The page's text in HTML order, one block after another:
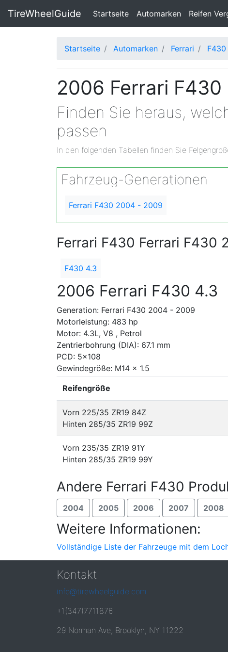
TireWheelGuide Startseite(current)
Automarken Reifen
Startseite Automarken Ferrari F430
2006 Ferrari F430
Finden Sie heraus,
passen
In den folgenden Tabellen finden Sie
Fahrzeug-Generationen
Ferrari F430 2004 - 2009
Ferrari F430 Ferrari F430
F430 4.3
2006 Ferrari F430 4.3
Generation: Ferrari F430 2004 - 2009
Motorleistung: 483 hp
Motor: 4.3L, V8 , Petrol
Zentrierbohrung (DIA): 67.1 mm
PCD: 5x108
Gewindegröße: M14 x 1.5
Reifengröße
Vorn 225/35 ZR19 84Z
Hinten 285/35 ZR19 99Z
Vorn 235/35 ZR19 91Y
Hinten 285/35 ZR19 99Y
Andere Ferrari F430
2004 2005 2006 2007 2008
Weitere Informationen:
Vollständige Liste der Fahrzeuge mit dem
Kontakt
info@tirewheelguide.com
+1(347)7711876
29 Norman Ave, Brooklyn, NY 11222